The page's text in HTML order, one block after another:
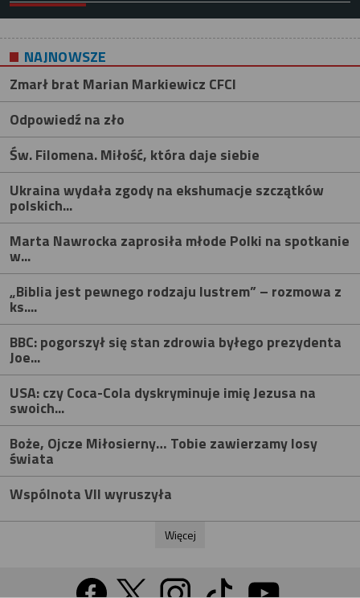
NAJNOWSZE
Zmarł brat Marian Markiewicz CFCI
Odpowiedź na zło
Św. Filomena. Miłość, która daje siebie
Ukraina wydała zgody na ekshumacje szczątków
polskich...
Marta Nawrocka zaprosiła młode Polki na spotkanie
w...
„Biblia jest pewnego rodzaju lustrem” – rozmowa z
ks....
BBC: pogorszył się stan zdrowia byłego prezydenta
Joe...
USA: czy Coca-Cola dyskryminuje imię Jezusa na
swoich...
Boże, Ojcze Miłosierny… Tobie zawierzamy losy
świata
Wspólnota VII wyruszyła
Więcej